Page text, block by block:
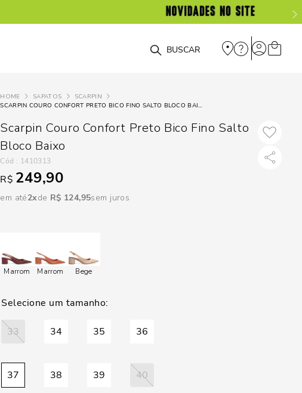
O que você está procurando?
SAPATOS
SCARPIN
SCARPIN COURO CONFORT PRETO BICO FINO SALTO BLOCO BAIXO
Scarpin Couro Confort Preto Bico Fino Salto
Bloco Baixo
: 1410313
R$ 249,90
em até2 R$ 124,95sem juros
Marrom Marrom Bege
33 34 35 36
37 38 39 40